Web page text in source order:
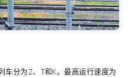
车分为Z、T和K。最高运行速度为